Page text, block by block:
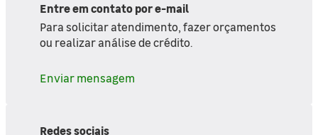
Entre em contato por e-mail
Para solicitar atendimento, fazer orçamentos
ou realizar análise de crédito.
Enviar mensagem
Redes sociais